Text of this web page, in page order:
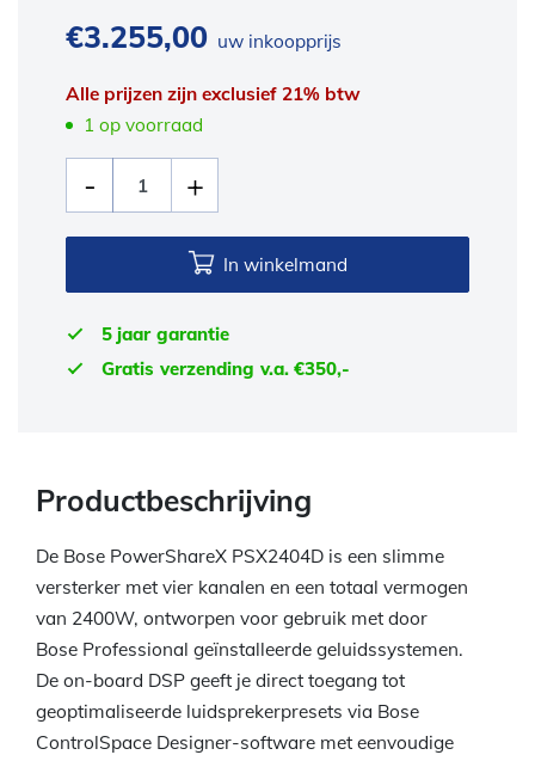
€3.255,00 uw inkoopprijs
Alle prijzen zijn exclusief 21% btw
1 op voorraad
In winkelmand
5 jaar garantie
Gratis verzending v.a. €350,-
Productbeschrijving
De Bose PowerShareX PSX2404D is een slimme
versterker met vier kanalen en een totaal vermogen
van 2400W, ontworpen voor gebruik met door
Bose Professional geïnstalleerde geluidssystemen.
De on-board DSP geeft je direct toegang tot
geoptimaliseerde luidsprekerpresets via Bose
ControlSpace Designer-software met eenvoudige